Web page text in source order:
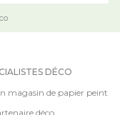
DÉCO
magasin de papier peint
déco